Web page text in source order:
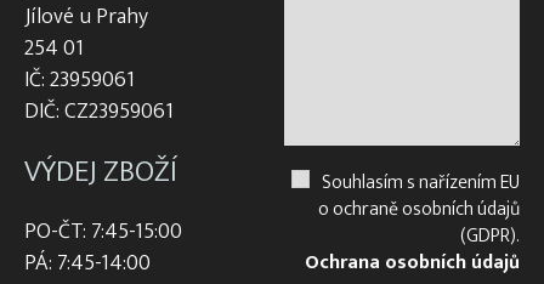
Jílové u Prahy
254 01
IČ: 23959061
DIČ: CZ23959061
VÝDEJ ZBOŽÍ
PO-ČT: 7:45-15:00
PÁ: 7:45-14:00
Souhlasím s nařízením EU
o ochraně osobních údajů
(GDPR).
Ochrana osobních údajů